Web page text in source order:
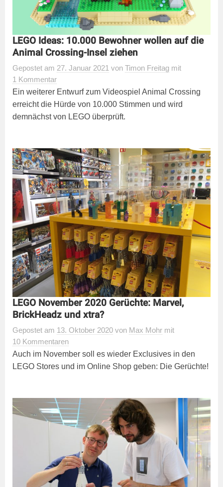
LEGO Ideas: 10.000 Bewohner wollen auf die
Animal Crossing-Insel ziehen
Gepostet am 27. Januar 2021 von Timon Freitag mit
1 Kommentar
Ein weiterer Entwurf zum Videospiel Animal Crossing
erreicht die Hürde von 10.000 Stimmen und wird
demnächst von LEGO überprüft.
LEGO November 2020 Gerüchte: Marvel,
BrickHeadz und xtra?
Gepostet am 13. Oktober 2020 von Max Mohr mit
10 Kommentaren
Auch im November soll es wieder Exclusives in den
LEGO Stores und im Online Shop geben: Die Gerüchte!